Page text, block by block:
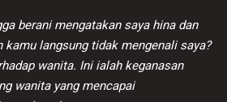
berani mengatakan saya hina dan
kamu langsung tidak mengenali saya?
wanita. Ini ialah keganasan
wanita yang mencapai